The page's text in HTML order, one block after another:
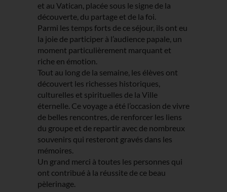
et au Vatican, placée sous le signe de la
découverte, du partage et de la foi.
Parmi les temps forts de ce séjour, ils ont eu
la joie de participer à l’audience papale, un
moment particulièrement marquant et
riche en émotion.
Tout au long de la semaine, les élèves ont
découvert les richesses historiques,
culturelles et spirituelles de la Ville
éternelle. Ce voyage a été l’occasion de vivre
de belles rencontres, de renforcer les liens
du groupe et de repartir avec de nombreux
souvenirs qui resteront gravés dans les
mémoires.
Un grand merci à toutes les personnes qui
ont contribué à la réussite de ce beau
pèlerinage.